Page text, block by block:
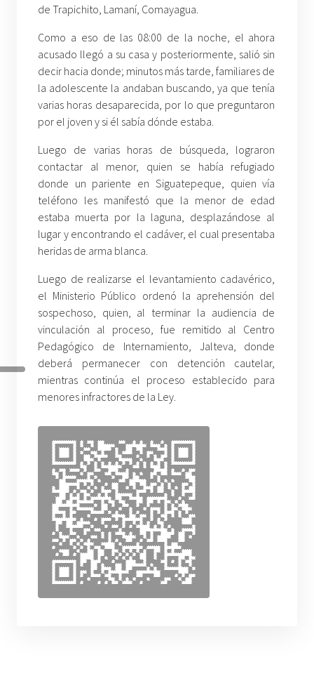
de Trapichito, Lamaní, Comayagua.
Como a eso de las 08:00 de la noche, el ahora
acusado llegó a su casa y posteriormente, salió sin
decir hacia donde; minutos más tarde, familiares de
la adolescente la andaban buscando, ya que tenía
varias horas desaparecida, por lo que preguntaron
por el joven y si él sabía dónde estaba.
Luego de varias horas de búsqueda, lograron
contactar al menor, quien se había refugiado
donde un pariente en Siguatepeque, quien vía
teléfono les manifestó que la menor de edad
estaba muerta por la laguna, desplazándose al
lugar y encontrando el cadáver, el cual presentaba
heridas de arma blanca.
Luego de realizarse el levantamiento cadavérico,
el Ministerio Público ordenó la aprehensión del
sospechoso, quien, al terminar la audiencia de
vinculación al proceso, fue remitido al Centro
Pedagógico de Internamiento, Jalteva, donde
deberá permanecer con detención cautelar,
mientras continúa el proceso establecido para
menores infractores de la Ley.